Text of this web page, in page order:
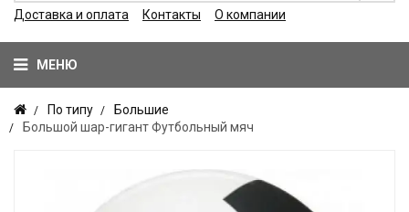
Доставка и оплата Контакты О компании
МЕНЮ
По типу
Большие
Большой шар-гигант Футбольный мяч